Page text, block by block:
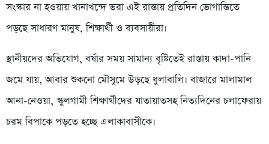
সংস্কার না হওয়ায় খানাখন্দে ভরা এই রাস্তায় প্রতিদিন ভোগান্তিতে
পড়ছে সাধারণ মানুষ, শিক্ষার্থী ও ব্যবসায়ীরা।
স্থানীয়দের অভিযোগ, বর্ষার সময় সামান্য বৃষ্টিতেই রাস্তায় কাদা-পানি
জমে যায়, আবার শুকনো মৌসুমে উড়ছে ধুলাবালি। বাজারে মালামাল
আনা-নেওয়া, স্কুলগামী শিক্ষার্থীদের যাতায়াতসহ নিত্যদিনের চলাফেরায়
চরম বিপাকে পড়তে হচ্ছে এলাকাবাসীকে।